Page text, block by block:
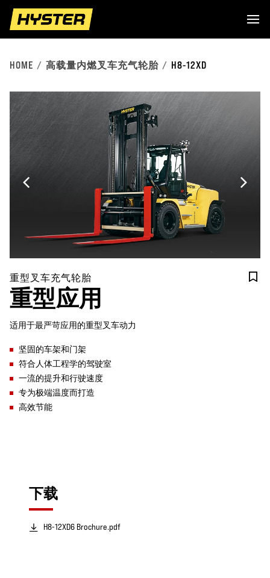
HOME 高载量内燃叉车充气轮胎 H8-12XD
重型叉车充气轮胎
重型应用
适用于最严苛应用的重型叉车动力
坚固的车架和门架
符合人体工程学的驾驶室
一流的提升和行驶速度
专为极端温度而打造
高效节能
下载
H8-12XD6 Brochure.pdf